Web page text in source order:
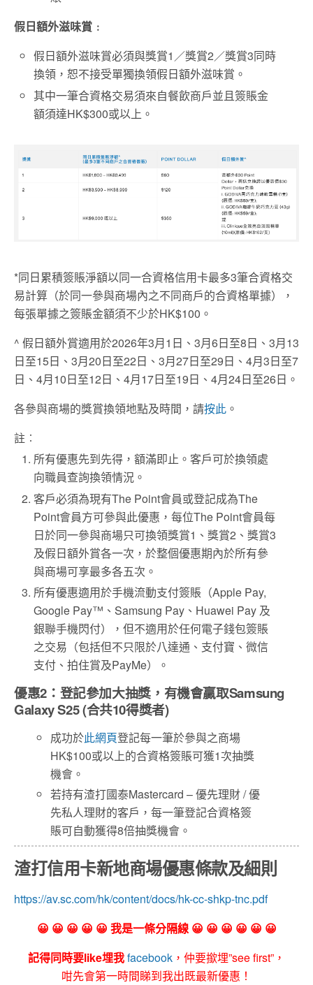
假日額外滋味賞﹕
假日額外滋味賞必須與獎賞1／獎賞2／獎賞3同時
換領，恕不接受單獨換領假日額外滋味賞。
其中一筆合資格交易須來自餐飲商戶並且簽賬金
額須達HK$300或以上。
*同日累積簽賬淨額以同一合資格信用卡最多3筆合資格交
易計算（於同一參與商場內之不同商戶的合資格單據），
每張單據之簽賬金額須不少於HK$100。
^ 假日額外賞適用於2026年3月1日、3月6日至8日、3月13
日至15日、3月20日至22日、3月27日至29日、4月3日至7
日、4月10日至12日、4月17日至19日、4月24日至26日。
各參與商場的獎賞換領地點及時間，請按此 。
註︰
所有優惠先到先得，額滿即止。客戶可於換領處
向職員查詢換領情況。
客戶必須為現有The Point會員或登記成為The
Point會員方可參與此優惠，每位The Point會員每
日於同一參與商場只可換領獎賞1、獎賞2、獎賞3
及假日額外賞各一次，於整個優惠期內於所有參
與商場可享最多各五次。
所有優惠適用於手機流動支付簽賬（Apple Pay,
Google Pay™、Samsung Pay、Huawei Pay 及
銀聯手機閃付），但不適用於任何電子錢包簽賬
之交易（包括但不只限於八達通、支付寶、微信
支付、拍住賞及PayMe）。
優惠2：登記參加大抽獎，有機會贏取Samsung
Galaxy S25 (合共10得獎者)
成功於此網頁登記每一筆於參與之商場
HK$100或以上的合資格簽賬可獲1次抽獎
機會。
若持有渣打國泰Mastercard – 優先理財 / 優
先私人理財的客戶，每一筆登記合資格簽
賬可自動獲得8倍抽獎機會。
渣打信用卡新地商場優惠條款及細則
https://av.sc.com/hk/content/docs/hk-cc-shkp-tnc.pdf
😀 😀 😀 😀 😀 我是一條分隔線 😀 😀 😀 😀 😀 😀
記得同時要like埋我facebook ，仲要撳埋”see first”，
咁先會第一時間睇到我出既最新優惠！